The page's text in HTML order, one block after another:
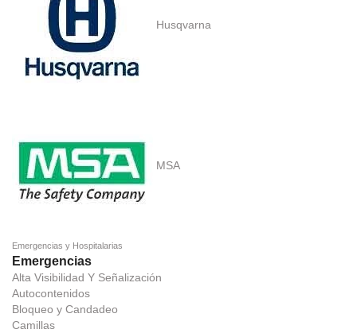
Husqvarna
MSA
Emergencias y Hospitalarias
Emergencias
Alta Visibilidad Y Señalización
Autocontenidos
Bloqueo y Candadeo
Camillas